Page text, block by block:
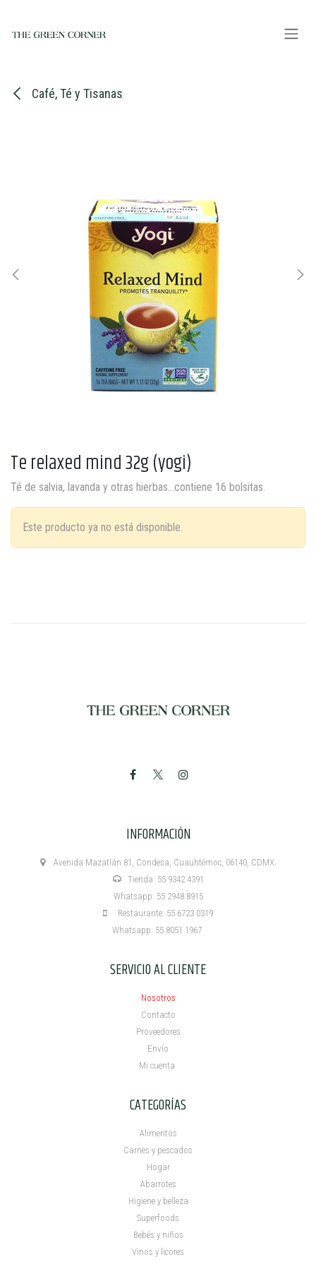
Café, Té y Tisanas
Te relaxed mind 32g (yogi)
Té de salvia, lavanda y otras hierbas…contiene 16 bolsitas.
Este producto ya no está disponible.
INFORMACIÓN
Avenida Mazatlán 81, Condesa, Cuauhtémoc, 06140, CDMX.
Tienda: 55 9342 4391
Whatsapp: 55 2948 8915
Restaurante: 55 6723 0319
Whatsapp: 55 8051 1967
SERVICIO AL CLIENTE
Nosotros
Contacto
Proveedores
Envío
Mi cuenta ​
CATEGORÍAS
Alimentos
Carnes y pescados
Hogar
Abarrotes
Higiene y belleza
Superfoods
Bebés y niños
Vinos y licores